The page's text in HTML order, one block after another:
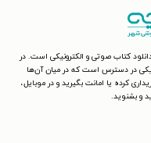
کتاب صوتی و الکترونیکی است. در
در دسترس است که در میان آن‌ها
کرده یا امانت بگیرید و در موبایل،
و بشنوید.